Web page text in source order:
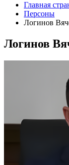
Главная
Персоны
Логинов
Логинов